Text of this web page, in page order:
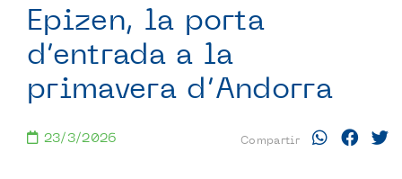
Epizen, la porta
d’entrada a la
primavera d’Andorra
23/3/2026 Compartir